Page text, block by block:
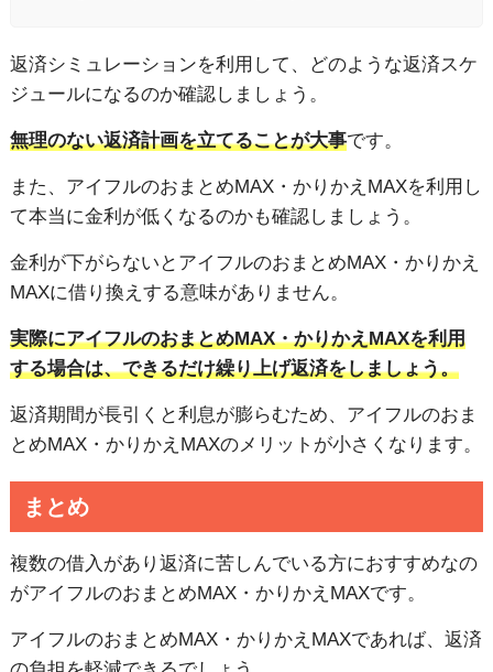
返済シミュレーションを利用して、どのような返済スケ
ジュールになるのか確認しましょう。
無理のない返済計画を立てることが大事です。
また、アイフルのおまとめMAX・かりかえMAXを利用し
て本当に金利が低くなるのかも確認しましょう。
金利が下がらないとアイフルのおまとめMAX・かりかえ
MAXに借り換えする意味がありません。
実際にアイフルのおまとめMAX・かりかえMAXを利用
する場合は、できるだけ繰り上げ返済をしましょう。
返済期間が長引くと利息が膨らむため、アイフルのおま
とめMAX・かりかえMAXのメリットが小さくなります。
まとめ
複数の借入があり返済に苦しんでいる方におすすめなの
がアイフルのおまとめMAX・かりかえMAXです。
アイフルのおまとめMAX・かりかえMAXであれば、返済